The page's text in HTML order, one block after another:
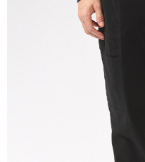
每筆NT$130，滿NT$1,000(含